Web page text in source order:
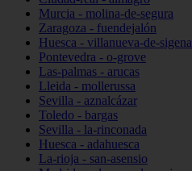
Murcia - molina-de-segura
Zaragoza - fuendejalón
Huesca - villanueva-de-sigena
Pontevedra - o-grove
Las-palmas - arucas
Lleida - mollerussa
Sevilla - aznalcázar
Toledo - bargas
Sevilla - la-rinconada
Huesca - adahuesca
La-rioja - san-asensio